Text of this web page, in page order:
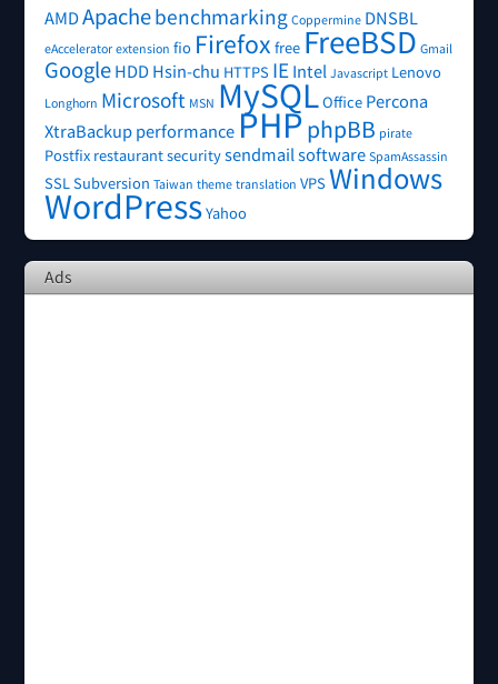
AMDApachebenchmarking Coppermine DNSBL
eAccelerator extension fio Firefox free FreeBSD Gmail
GoogleHDDHsin-chu HTTPS IEIntel Javascript Lenovo
Longhorn Microsoft MSN MySQLOffice Percona
XtraBackupperformancePHP phpBB pirate
Postfix restaurantsecuritysendmail software SpamAssassin
SSLSubversion Taiwan theme translation VPS Windows
WordPressYahoo
Ads